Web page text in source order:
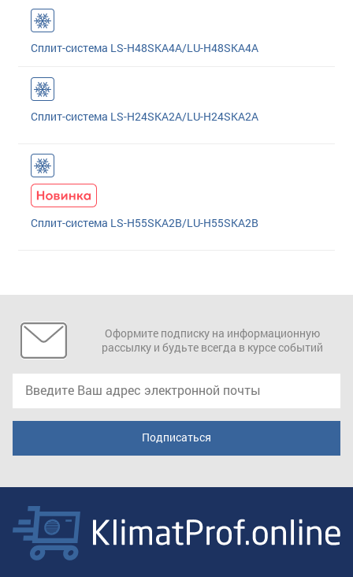
Сплит-система LS-H48SKA4A/LU-H48SKA4A
Сплит-система LS-H24SKA2A/LU-H24SKA2A
Сплит-система LS-H55SKA2B/LU-H55SKA2B
Оформите подписку на информационную
рассылку и будьте всегда в курсе событий